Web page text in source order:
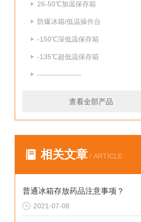
26-50℃加温保存箱
防爆冰箱/低温操作台
-150℃深低温保存箱
-135℃超低温保存箱
------------------
查看全部产品
相关文章 / ARTICLE
普通冰箱存放药品注意事项？
2021-07-08